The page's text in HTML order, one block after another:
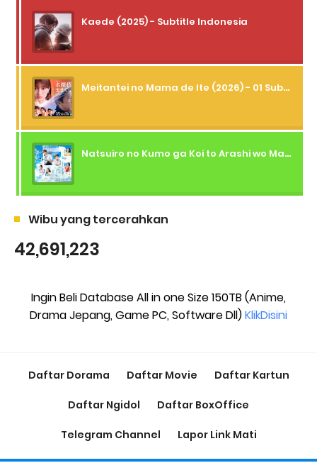
Kaede (2025) - Subtitle Indonesia
Meitantei no Mama de Ite (2026) - 01 Subtitle Indonesia
Natsuiro no Kumo ga Koi to Arashi wo Makiokosu (2026) - 01 Subtitle Indonesia
Wibu yang tercerahkan
42,691,223
Ingin Beli Database All in one Size 150TB (Anime,
Drama Jepang, Game PC, Software Dll)KlikDisini
Daftar Dorama Daftar Movie Daftar Kartun
Daftar Ngidol Daftar BoxOffice
Telegram Channel Lapor Link Mati